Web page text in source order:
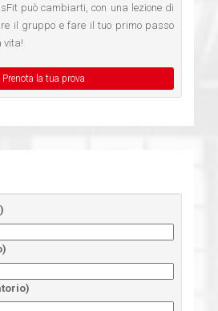
può cambiarti, con una lezione di
il gruppo e fare il tuo primo passo
vita!
Prenota la tua prova